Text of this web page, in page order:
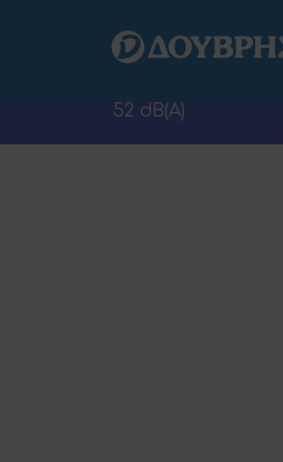
52 dB(A)